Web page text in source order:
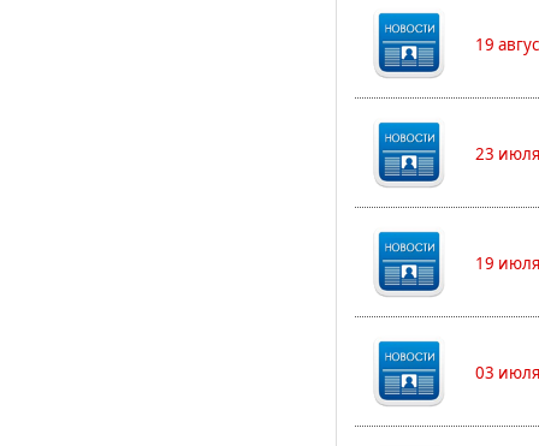
19
23
19
03